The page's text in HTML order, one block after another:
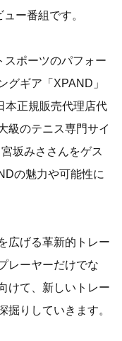
ー番組です。
スポーツのパフォー
グギア「XPAND」
本正規販売代理店代
級のテニス専門サイ
坂みささんをゲス
の魅力や可能性に
広げる革新的トレー
レーヤーだけでな
けて、新しいトレー
掘りしていきます。